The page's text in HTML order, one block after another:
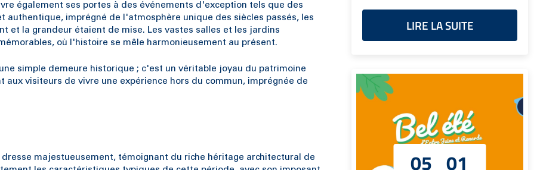
également ses portes à des événements d'exception tels que des
authentique, imprégné de l'atmosphère unique des siècles passés, les
et la grandeur étaient de mise. Les vastes salles et les jardins
où l'histoire se mêle harmonieusement au présent.
simple demeure historique ; c'est un véritable joyau du patrimoine
visiteurs de vivre une expérience hors du commun, imprégnée de
majestueusement, témoignant du riche héritage architectural de
LIRE LA SUITE
05 01